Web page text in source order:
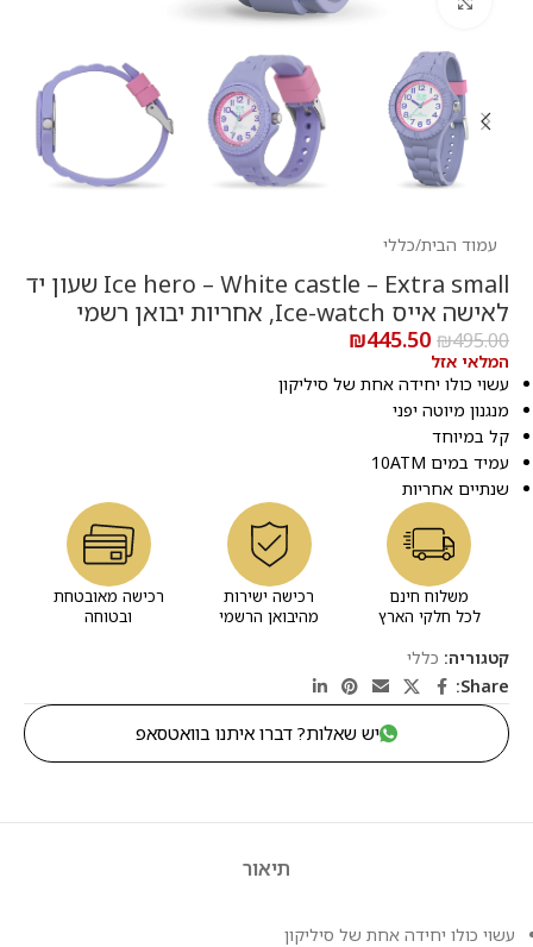
עמוד הבית/כללי
Ice hero – White castle – Extra small שעון יד
לאישה אייס Ice-watch, אחריות יבואן רשמי
₪495.00
₪445.50
המלאי אזל
עשוי כולו יחידה אחת של סיליקון
מנגנון מיוטה יפני
קל במיוחד
עמיד במים 10ATM
שנתיים אחריות
משלוח חינם
לכל חלקי הארץ
רכישה ישירות
מהיבואן הרשמי
רכישה מאובטחת
ובטוחה
קטגוריה: כללי
Share:
יש שאלות? דברו איתנו בוואטסאפ
תיאור
עשוי כולו יחידה אחת של סיליקון